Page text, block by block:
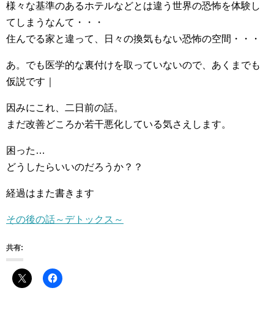
様々な基準のあるホテルなどとは違う世界の恐怖を体験し
てしまうなんて・・・
住んでる家と違って、日々の換気もない恐怖の空間・・・
あ。でも医学的な裏付けを取っていないので、あくまでも
仮説です｜
因みにこれ、二日前の話。
まだ改善どころか若干悪化している気さえします。
困った…
どうしたらいいのだろうか？？
経過はまた書きます
その後の話～デトックス～
共有: